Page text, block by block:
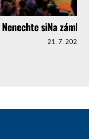
siNa
21. 7. 2026